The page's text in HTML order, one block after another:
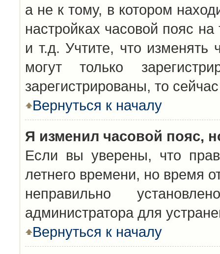
а не к тому, в котором
настройках часовой пояс
и т.д. Учтите, что изменять
могут только
зарегистрированы, то
Вернуться к началу
Я изменил часовой пояс,
Если вы уверены, что
летнего времени, но время
неправильно
администратора для
Вернуться к началу